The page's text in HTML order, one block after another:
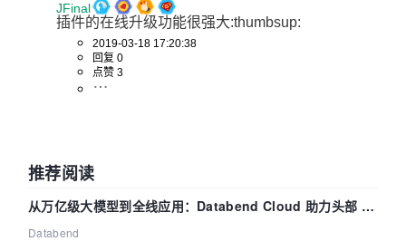
JFinal
插件的在线升级功能很强大:thumbsup:
2019-03-18 17:20:38
回复 0
点赞 3
推荐阅读
从万亿级大模型到全线应用：Databend Cloud 助力头部 AI
企业构建全链路 Trace 数据管道
Databend